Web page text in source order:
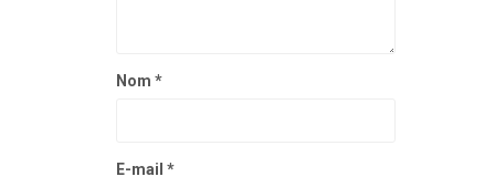
Nom *
E-mail *